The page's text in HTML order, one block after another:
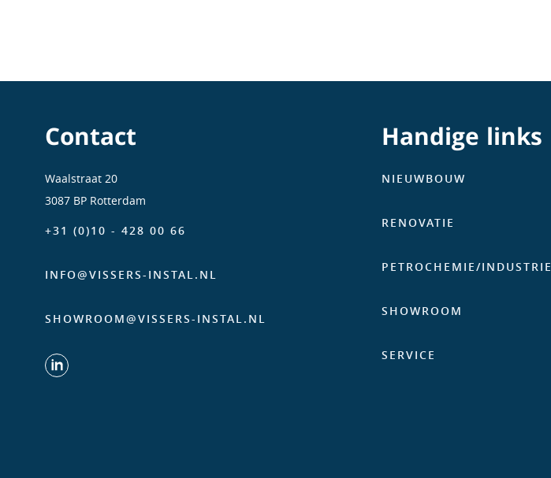
Contact
Waalstraat 20
3087 BP Rotterdam
+31 (0)10 - 428 00 66
INFO@VISSERS-INSTAL.NL
SHOWROOM@VISSERS-INSTAL.NL
Handige links
NIEUWBOUW
RENOVATIE
PETROCHEMIE/­INDUSTRIE
SHOWROOM
SERVICE